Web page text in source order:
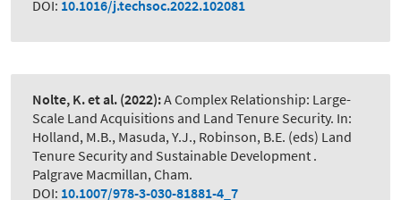
DOI: 10.1016/j.techsoc.2022.102081
Nolte, K. et al. (2022):A Complex Relationship: Large-
Scale Land Acquisitions and Land Tenure Security. In:
Holland, M.B., Masuda, Y.J., Robinson, B.E. (eds) Land
Tenure Security and Sustainable Development .
Palgrave Macmillan, Cham.
DOI: 10.1007/978-3-030-81881-4_7